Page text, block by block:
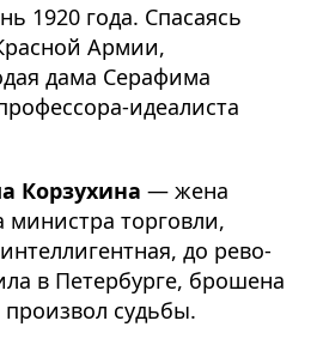
1920 года. Спасаясь
Армии,
дама Серафима
идеалиста
Корзухина — жена
тор­говли,
до рево­
в Петер­бурге, бро­шена
судьбы.